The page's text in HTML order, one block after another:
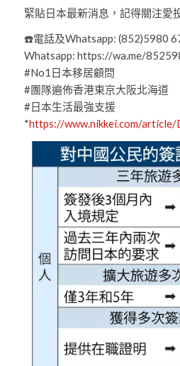
緊貼日本最新消息，記得關注愛
☎️電話及Whatsapp: (852)5980
Whatsapp: https://wa.me/
#No1日本移居顧問
#團隊遍佈香港東京大阪北海道
#日本生活最強支援
*https://www.nikkei.com/